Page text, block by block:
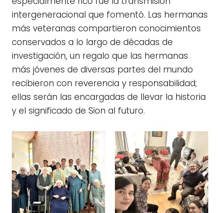
intergeneracional que fomentó. Las hermanas
más veteranas compartieron conocimientos
conservados a lo largo de décadas de
investigación, un regalo que las hermanas
más jóvenes de diversas partes del mundo
recibieron con reverencia y responsabilidad;
ellas serán las encargadas de llevar la historia
y el significado de Sion al futuro.